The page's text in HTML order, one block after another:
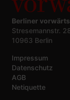
Berliner
Stresemannstr.
10963 Berlin
Impressum
Datenschutz
AGB
Netiquette